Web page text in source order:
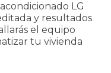
LG
y resultados
el equipo
tu vivienda